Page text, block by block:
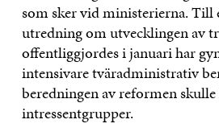
som sker vid ministerierna. Till
utredning om utvecklingen av
offentliggjordes i januari har
intensivare tväradministrativ
beredningen av reformen
intressentgrupper.